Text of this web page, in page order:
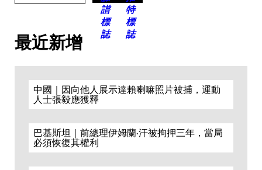
最近新增
中國｜因向他人展示達賴喇嘛照片被捕，運動
人士張毅應獲釋
巴基斯坦｜前總理伊姆蘭·汗被拘押三年，當局
必須恢復其權利